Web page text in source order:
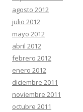
agosto 2012
julio 2012
mayo 2012
abril 2012
febrero 2012
enero 2012
diciembre 2011
noviembre 2011
octubre 2011